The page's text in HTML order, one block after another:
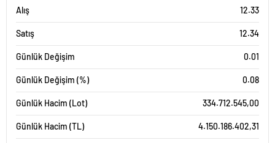
Alış 12.33
Satış 12.34
Günlük Değişim 0.01
Günlük Değişim (%) 0.08
Günlük Hacim (Lot) 334.712.545,00
Günlük Hacim (TL) 4.150.186.402,31